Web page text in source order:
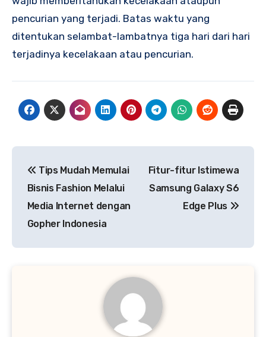
pencurian yang terjadi. Batas waktu yang
ditentukan selambat-lambatnya tiga hari dari hari
terjadinya kecelakaan atau pencurian.
pos
Tips Mudah Memulai
Bisnis Fashion Melalui
Media Internet dengan
Gopher Indonesia
Fitur-fitur Istimewa
Samsung Galaxy S6
Edge Plus